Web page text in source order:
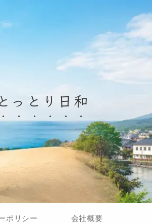
とっとり日和
ポリシー 会社概要